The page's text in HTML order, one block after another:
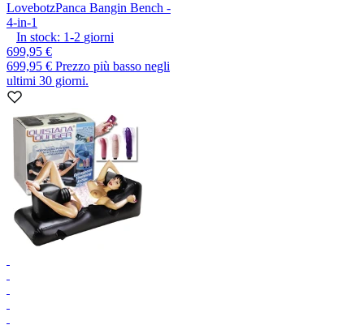
LovebotzPanca Bangin Bench -
4-in-1
In stock: 1-2 giorni
699,95 €
699,95 € Prezzo più basso negli
ultimi 30 giorni.